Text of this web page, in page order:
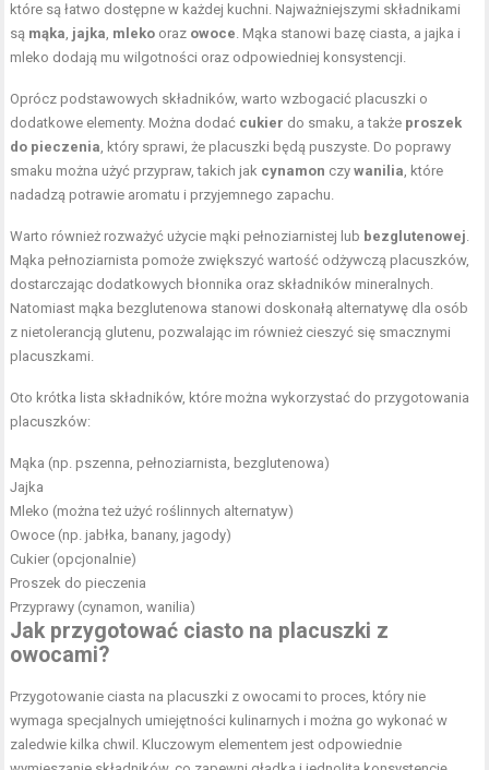
które są łatwo dostępne w każdej kuchni. Najważniejszymi składnikami
są mąka, jajka, mleko oraz owoce. Mąka stanowi bazę ciasta, a jajka i
mleko dodają mu wilgotności oraz odpowiedniej konsystencji.
Oprócz podstawowych składników, warto wzbogacić placuszki o
dodatkowe elementy. Można dodać cukier do smaku, a także proszek
do pieczenia, który sprawi, że placuszki będą puszyste. Do poprawy
smaku można użyć przypraw, takich jak cynamon czywanilia, które
nadadzą potrawie aromatu i przyjemnego zapachu.
Warto również rozważyć użycie mąki pełnoziarnistej lub bezglutenowej.
Mąka pełnoziarnista pomoże zwiększyć wartość odżywczą placuszków,
dostarczając dodatkowych błonnika oraz składników mineralnych.
Natomiast mąka bezglutenowa stanowi doskonałą alternatywę dla osób
z nietolerancją glutenu, pozwalając im również cieszyć się smacznymi
placuszkami.
Oto krótka lista składników, które można wykorzystać do przygotowania
placuszków:
Mąka (np. pszenna, pełnoziarnista, bezglutenowa)
Jajka
Mleko (można też użyć roślinnych alternatyw)
Owoce (np. jabłka, banany, jagody)
Cukier (opcjonalnie)
Proszek do pieczenia
Przyprawy (cynamon, wanilia)
Jak przygotować ciasto na placuszki z
owocami?
Przygotowanie ciasta na placuszki z owocami to proces, który nie
wymaga specjalnych umiejętności kulinarnych i można go wykonać w
zaledwie kilka chwil. Kluczowym elementem jest odpowiednie